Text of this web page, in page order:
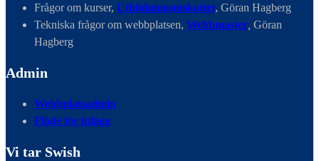
Frågor om kurser, Utbildningsutskottet, Göran Hagberg
Tekniska frågor om webbplatsen, Webbmaster Göran
Hagberg
Admin
Webbplatsadmin
Flöde för inlägg
Vi tar Swish